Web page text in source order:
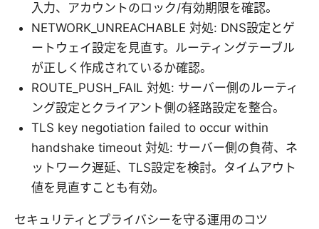
入力、アカウントのロック/有効期限を確認。
NETWORK_UNREACHABLE 対処: DNS設定とゲ
ートウェイ設定を見直す。ルーティングテーブル
が正しく作成されているか確認。
ROUTE_PUSH_FAIL 対処: サーバー側のルーティ
ング設定とクライアント側の経路設定を整合。
TLS key negotiation failed to occur within
handshake timeout 対処: サーバー側の負荷、ネ
ットワーク遅延、TLS設定を検討。タイムアウト
値を見直すことも有効。
セキュリティとプライバシーを守る運用のコツ